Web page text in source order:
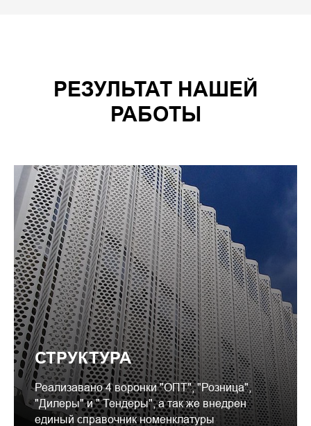
РЕЗУЛЬТАТ НАШЕЙ
РАБОТЫ
СТРУКТУРА
Реализавано 4 воронки "ОПТ", "Розница",
"Дилеры" и " Тендеры", а так же внедрен
единый справочник номенклатуры